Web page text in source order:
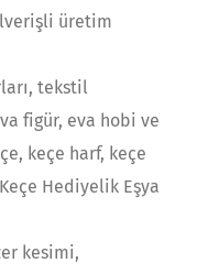
üretim
tekstil
figür, eva hobi ve
keçe harf, keçe
Hediyelik Eşya
kesimi,